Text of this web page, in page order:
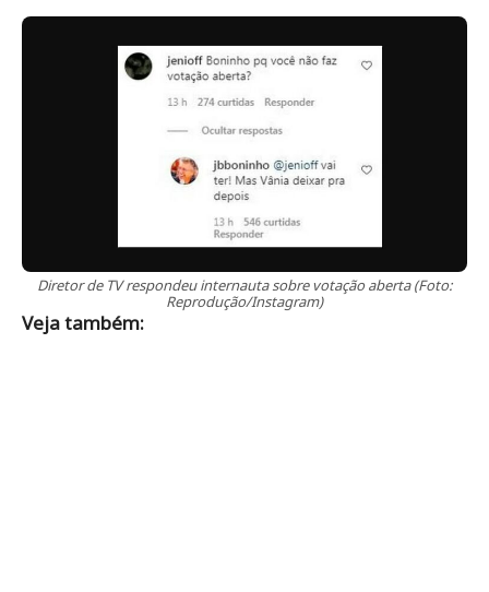
Diretor de TV respondeu internauta sobre votação aberta (Foto:
Reprodução/Instagram)
Veja também: